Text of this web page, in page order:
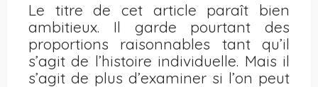
Le titre de cet article paraît bien
ambitieux. Il garde pourtant des
proportions raisonnables tant qu’il
s’agit de l’histoire individuelle. Mais il
s’agit de plus d’examiner si l’on peut